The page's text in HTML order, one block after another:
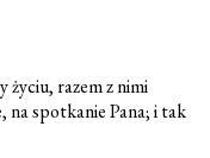
życiu, razem z nimi
na spotkanie Pana; i tak